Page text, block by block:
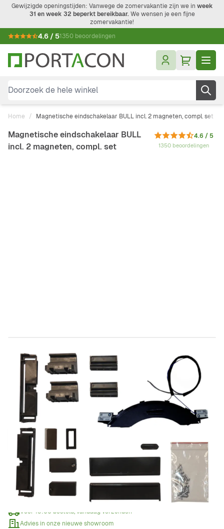
Ga naar de inhoud
Gewijzigde openingstijden: Vanwege de zomervakantie zijn we in week
31 en week 32 beperkt bereikbaar.We wensen je een fijne
zomervakantie!
4.6 / 51350 beoordelingen
Doorzoek de hele winkel
Home / Magnetische eindschakelaar BULL incl. 2 magneten, compl. set
Magnetische eindschakelaar BULL
incl. 2 magneten, compl. set
4.6 / 5
1350 beoordelingen
Direct leverbaar 9688102 Productgroep E
Incl. BTW
€ 152,46
Aantal
Offerte aanvragen
Wanneer een offerte aanvragen?
Voor 15:00 besteld, vandaag verzonden
Advies in onze nieuwe showroom